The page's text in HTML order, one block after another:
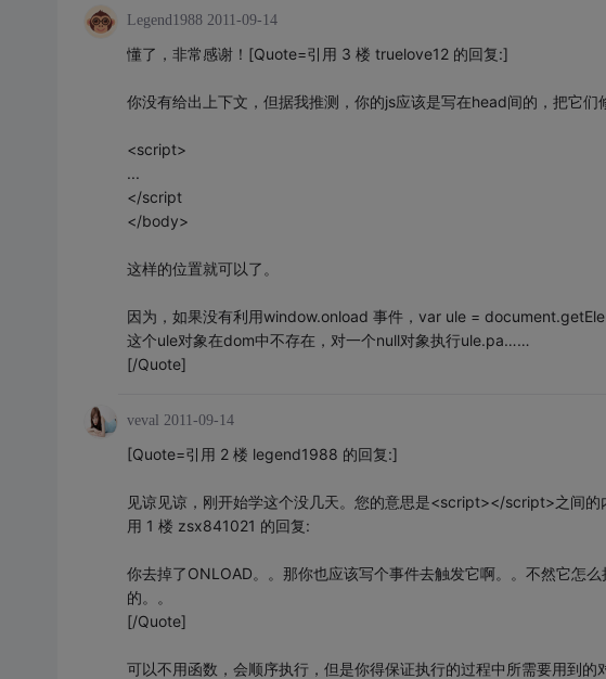
Legend1988 2011-09-14
懂了，非常感谢！[Quote=引用 3 楼 truelove12 的回复:]
你没有给出上下文，但据我推测，你的js应该是写在head间的，把它们
<script>
...
</script
</body>
这样的位置就可以了。
因为，如果没有利用window.onload 事件，var ule =
这个ule对象在dom中不存在，对一个null对象执行ule.pa……
[/Quote]
veval 2011-09-14
[Quote=引用 2 楼 legend1988 的回复:]
见谅见谅，刚开始学这个没几天。您的意思是<script></script>之间
用 1 楼 zsx841021 的回复:
你去掉了ONLOAD。。那你也应该写个事件去触发它啊。。不然它怎
的。。
[/Quote]
可以不用函数，会顺序执行，但是你得保证执行的过程中所需要用到